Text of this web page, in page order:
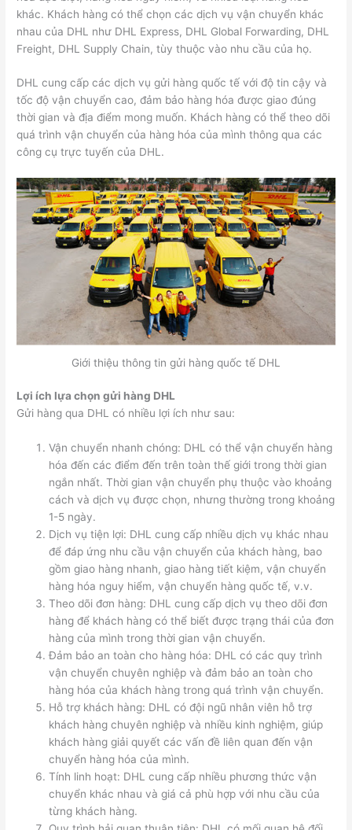
khác. Khách hàng có thể chọn các dịch vụ vận chuyển khác
nhau của DHL như DHL Express, DHL Global Forwarding, DHL
Freight, DHL Supply Chain, tùy thuộc vào nhu cầu của họ.
DHL cung cấp các dịch vụ gửi hàng quốc tế với độ tin cậy và
tốc độ vận chuyển cao, đảm bảo hàng hóa được giao đúng
thời gian và địa điểm mong muốn. Khách hàng có thể theo dõi
quá trình vận chuyển của hàng hóa của mình thông qua các
công cụ trực tuyến của DHL.
Giới thiệu thông tin gửi hàng quốc tế DHL
Lợi ích lựa chọn gửi hàng DHL
Gửi hàng qua DHL có nhiều lợi ích như sau:
Vận chuyển nhanh chóng: DHL có thể vận chuyển hàng
hóa đến các điểm đến trên toàn thế giới trong thời gian
ngắn nhất. Thời gian vận chuyển phụ thuộc vào khoảng
cách và dịch vụ được chọn, nhưng thường trong khoảng
1-5 ngày.
Dịch vụ tiện lợi: DHL cung cấp nhiều dịch vụ khác nhau
để đáp ứng nhu cầu vận chuyển của khách hàng, bao
gồm giao hàng nhanh, giao hàng tiết kiệm, vận chuyển
hàng hóa nguy hiểm, vận chuyển hàng quốc tế, v.v.
Theo dõi đơn hàng: DHL cung cấp dịch vụ theo dõi đơn
hàng để khách hàng có thể biết được trạng thái của đơn
hàng của mình trong thời gian vận chuyển.
Đảm bảo an toàn cho hàng hóa: DHL có các quy trình
vận chuyển chuyên nghiệp và đảm bảo an toàn cho
hàng hóa của khách hàng trong quá trình vận chuyển.
Hỗ trợ khách hàng: DHL có đội ngũ nhân viên hỗ trợ
khách hàng chuyên nghiệp và nhiều kinh nghiệm, giúp
khách hàng giải quyết các vấn đề liên quan đến vận
chuyển hàng hóa của mình.
Tính linh hoạt: DHL cung cấp nhiều phương thức vận
chuyển khác nhau và giá cả phù hợp với nhu cầu của
từng khách hàng.